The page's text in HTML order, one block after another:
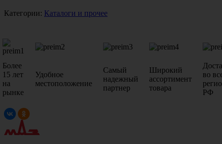
Категории: Каталоги и прочее
Более
15 лет
на
рынке
Удобное
местоположение
Самый
надежный
партнер
Широкий
ассортимент
товара
во
РФ